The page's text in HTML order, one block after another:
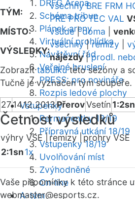
DRFG Arena
Schéma tribun
Plánek areny
Virtuální prohlídka
Návštěvní řád
Veřejné bruslení
PRESS: pro novináře
Rozpis ledové plochy
Vstupenky
Permanentky 18/19
Přípravná utkání 18/19
Vstupenky 18/19
Uvolňování míst
Zvýhodněné
On-line
A-tým
TÝM:
všechny BRE FRM
PRE PRO TEC VAL
MÍSTO:
všude|doma
VÝSLEDKY:
všechny|remízy
nájezdy|prodl.
Zobrazittabulkutéto sezóny a
Tučně je vyznačen tým soupeře.
2714.12.2013PřerovVsetín 1:2sn
Četnost výsledků
výhry VSE | remízy | prohry VSE
2:1sn1x
Vaše připomínky k této stránce
webmaster@esports.cz.